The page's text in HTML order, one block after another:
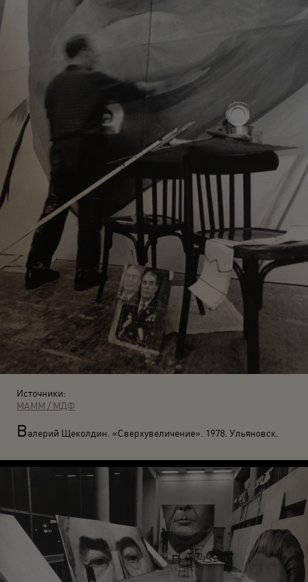
Источники:
МАММ / МДФ
Валерий Щеколдин. «Сверхувеличение». 1978. Ульяновск.